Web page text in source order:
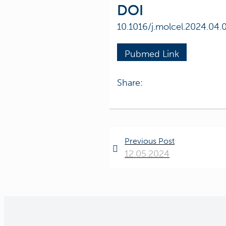
DOI
10.1016/
Pubmed Link
Share:
Previous Post
12.05.2024